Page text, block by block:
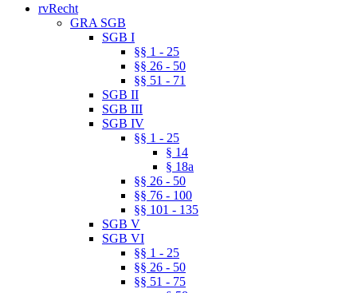
rvRecht
GRA SGB
SGB I
§§ 1 - 25
§§ 26 - 50
§§ 51 - 71
SGB II
SGB III
SGB IV
§§ 1 - 25
§ 14
§ 18a
§§ 26 - 50
§§ 76 - 100
§§ 101 - 135
SGB V
SGB VI
§§ 1 - 25
§§ 26 - 50
§§ 51 - 75